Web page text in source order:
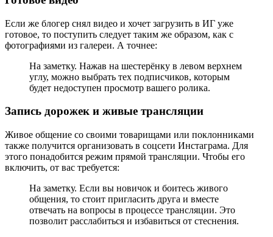
Если же блогер снял видео и хочет загрузить в ИГ уже
готовое, то поступить следует таким же образом, как с
фотографиями из галереи. А точнее:
На заметку. Нажав на шестерёнку в левом верхнем
углу, можно выбрать тех подписчиков, которым
будет недоступен просмотр вашего ролика.
Запись дорожек и живые трансляции
Живое общение со своими товарищами или поклонниками
также получится организовать в соцсети Инстаграма. Для
этого понадобится режим прямой трансляции. Чтобы его
включить, от вас требуется:
На заметку. Если вы новичок и боитесь живого
общения, то стоит пригласить друга и вместе
отвечать на вопросы в процессе трансляции. Это
позволит расслабиться и избавиться от стеснения.